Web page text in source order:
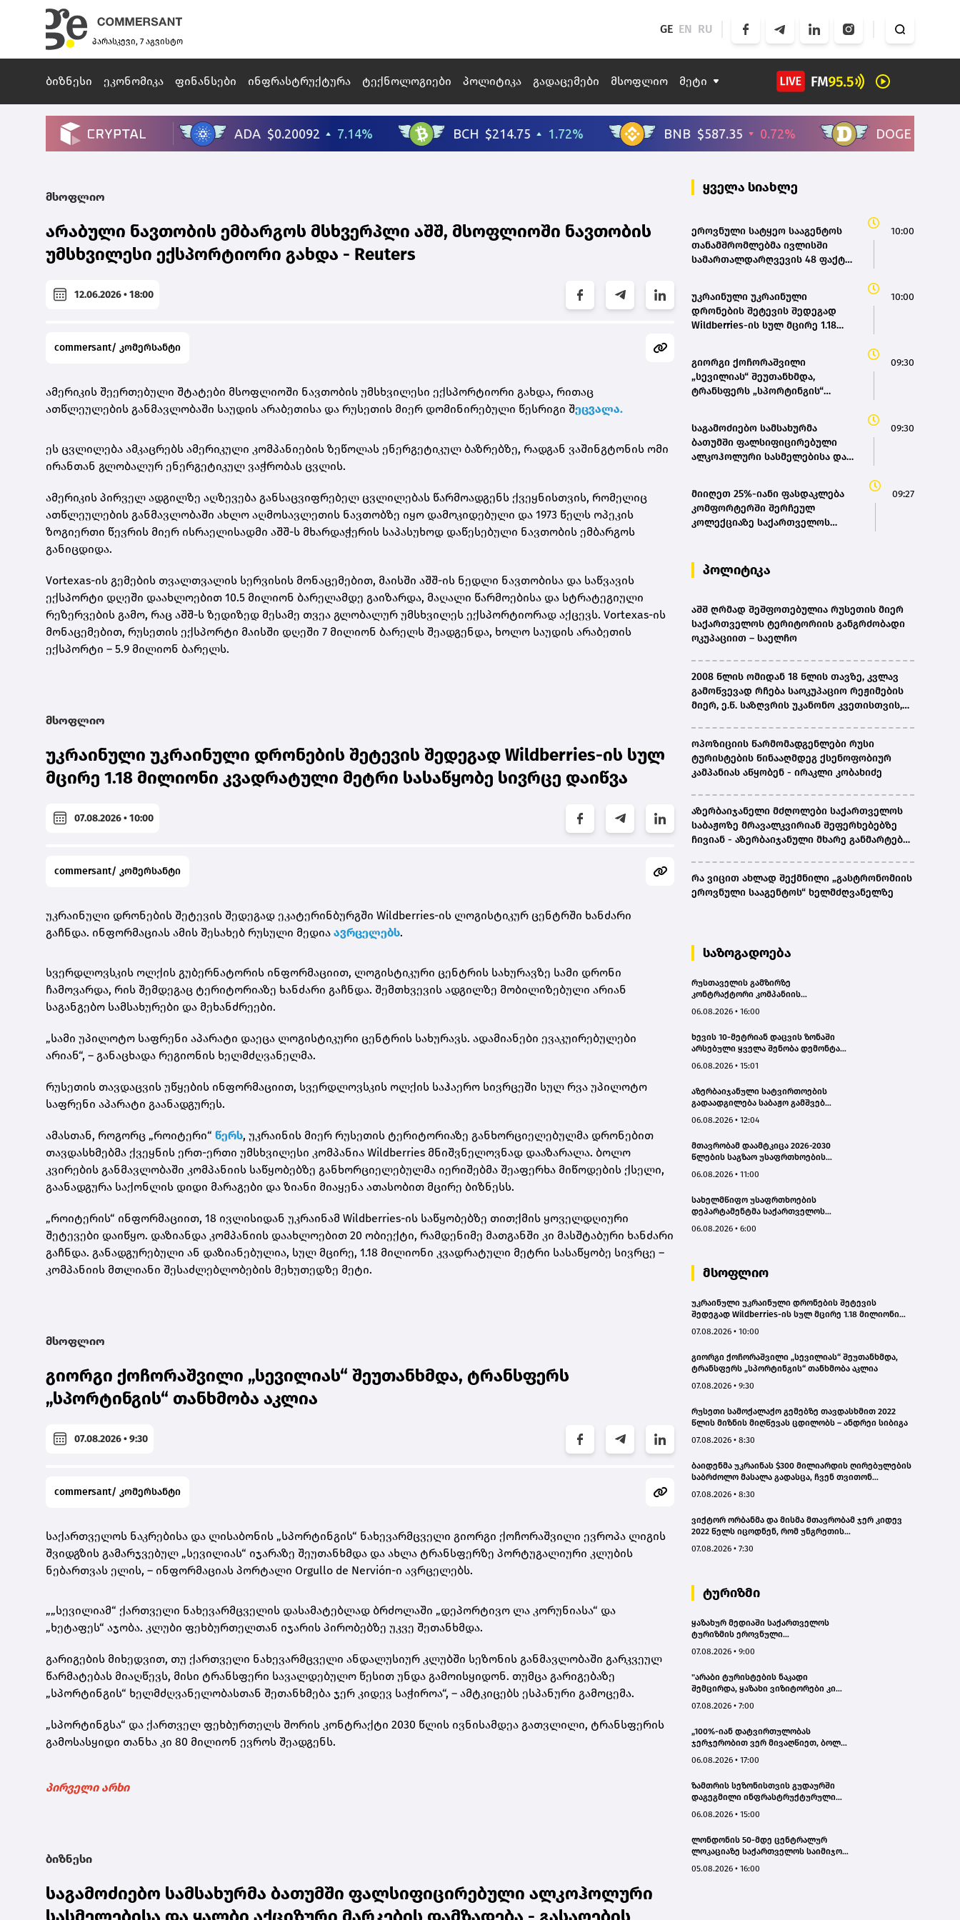
პარასკევი, 7 აგვისტო
GE EN RU
ბიზნესი ეკონომიკა ფინანსები ინფრასტრუქტურა ტექნოლოგიები პოლიტიკა გადაცემები მსოფლიო მეტი
მსოფლიო
არაბული ნავთობის ემბარგოს მსხვერპლი აშშ, მსოფლიოში ნავთობის
უმსხვილესი ექსპორტიორი გახდა - Reuters
12.06.2026 • 18:00
commersant/ კომერსანტი
ამერიკის შეერთებული შტატები მსოფლიოში ნავთობის უმსხვილესი ექსპორტიორი გახდა, რითაც
ათწლეულების განმავლობაში საუდის არაბეთისა და რუსეთის მიერ დომინირებული წესრიგი შეცვალა.
ეს ცვლილება ამკაცრებს ამერიკული კომპანიების ზეწოლას ენერგეტიკულ ბაზრებზე, რადგან ვაშინგტონის ომი
ირანთან გლობალურ ენერგეტიკულ ვაჭრობას ცვლის.
ამერიკის პირველ ადგილზე აღზევება განსაცვიფრებელ ცვლილებას წარმოადგენს ქვეყნისთვის, რომელიც
ათწლეულების განმავლობაში ახლო აღმოსავლეთის ნავთობზე იყო დამოკიდებული და 1973 წელს ოპეკის
ზოგიერთი წევრის მიერ ისრაელისადმი აშშ-ს მხარდაჭერის საპასუხოდ დაწესებული ნავთობის ემბარგოს
განიცდიდა.
Vortexas-ის გემების თვალთვალის სერვისის მონაცემებით, მაისში აშშ-ის ნედლი ნავთობისა და საწვავის
ექსპორტი დღეში დაახლოებით 10.5 მილიონ ბარელამდე გაიზარდა, მაღალი წარმოებისა და სტრატეგიული
რეზერვების გამო, რაც აშშ-ს ზედიზედ მესამე თვეა გლობალურ უმსხვილეს ექსპორტიორად აქცევს. Vortexas-ის
მონაცემებით, რუსეთის ექსპორტი მაისში დღეში 7 მილიონ ბარელს შეადგენდა, ხოლო საუდის არაბეთის
ექსპორტი – 5.9 მილიონ ბარელს.
მსოფლიო
უკრაინული უკრაინული დრონების შეტევის შედეგად Wildberries-ის სულ
მცირე 1.18 მილიონი კვადრატული მეტრი სასაწყობე სივრცე დაიწვა
07.08.2026 • 10:00
commersant/ კომერსანტი
უკრაინული დრონების შეტევის შედეგად ეკატერინბურგში Wildberries-ის ლოგისტიკურ ცენტრში ხანძარი
გაჩნდა. ინფორმაციას ამის შესახებ რუსული მედია ავრცელებს.
სვერდლოვსკის ოლქის გუბერნატორის ინფორმაციით, ლოგისტიკური ცენტრის სახურავზე სამი დრონი
ჩამოვარდა, რის შემდეგაც ტერიტორიაზე ხანძარი გაჩნდა. შემთხვევის ადგილზე მობილიზებული არიან
საგანგებო სამსახურები და მეხანძრეები.
„სამი უპილოტო საფრენი აპარატი დაეცა ლოგისტიკური ცენტრის სახურავს. ადამიანები ევაკუირებულები
არიან“, – განაცხადა რეგიონის ხელმძღვანელმა.
რუსეთის თავდაცვის უწყების ინფორმაციით, სვერდლოვსკის ოლქის საჰაერო სივრცეში სულ რვა უპილოტო
საფრენი აპარატი გაანადგურეს.
ამასთან, როგორც „როიტერი“ წერს, უკრაინის მიერ რუსეთის ტერიტორიაზე განხორციელებულმა დრონებით
თავდასხმებმა ქვეყნის ერთ-ერთი უმსხვილესი კომპანია Wildberries მნიშვნელოვნად დააზარალა. ბოლო
კვირების განმავლობაში კომპანიის საწყობებზე განხორციელებულმა იერიშებმა შეაფერხა მიწოდების ქსელი,
გაანადგურა საქონლის დიდი მარაგები და ზიანი მიაყენა ათასობით მცირე ბიზნესს.
„როიტერის“ ინფორმაციით, 18 ივლისიდან უკრაინამ Wildberries-ის საწყობებზე თითქმის ყოველდღიური
შეტევები დაიწყო. დაზიანდა კომპანიის დაახლოებით 20 ობიექტი, რამდენიმე მათგანში კი მასშტაბური ხანძარი
გაჩნდა. განადგურებული ან დაზიანებულია, სულ მცირე, 1.18 მილიონი კვადრატული მეტრი სასაწყობე სივრცე –
კომპანიის მთლიანი შესაძლებლობების მეხუთედზე მეტი.
მსოფლიო
გიორგი ქოჩორაშვილი „სევილიას“ შეუთანხმდა, ტრანსფერს
„სპორტინგის“ თანხმობა აკლია
07.08.2026 • 9:30
commersant/ კომერსანტი
საქართველოს ნაკრებისა და ლისაბონის „სპორტინგის“ ნახევარმცველი გიორგი ქოჩორაშვილი ევროპა ლიგის
შვიდგზის გამარჯვებულ „სევილიას“ იჯარაზე შეუთანხმდა და ახლა ტრანსფერზე პორტუგალიური კლუბის
ნებართვას ელის, – ინფორმაციას პორტალი Orgullo de Nervión-ი ავრცელებს.
„„სევილიამ“ ქართველი ნახევარმცველის დასამატებლად ბრძოლაში „დეპორტივო ლა კორუნიასა“ და
„ხეტაფეს“ აჯობა. კლუბი ფეხბურთელთან იჯარის პირობებზე უკვე შეთანხმდა.
გარიგების მიხედვით, თუ ქართველი ნახევარმცველი ანდალუსიურ კლუბში სეზონის განმავლობაში გარკვეულ
წარმატებას მიაღწევს, მისი ტრანსფერი სავალდებულო წესით უნდა გამოისყიდონ. თუმცა გარიგებაზე
„სპორტინგის“ ხელმძღვანელობასთან შეთანხმება ჯერ კიდევ საჭიროა“, – ამტკიცებს ესპანური გამოცემა.
„სპორტინგსა“ და ქართველ ფეხბურთელს შორის კონტრაქტი 2030 წლის ივნისამდეა გათვლილი, ტრანსფერის
გამოსასყიდი თანხა კი 80 მილიონ ევროს შეადგენს.
პირველი არხი
ბიზნესი
საგამოძიებო სამსახურმა ბათუმში ფალსიფიცირებული ალკოჰოლური
ყველა სიახლე
ეროვნული სატყეო სააგენტოს
თანამშრომლებმა ივლისში
სამართალდარღვევის 48 ფაქტი
10:00
უკრაინული უკრაინული
დრონების შეტევის შედეგად
Wildberries-ის სულ მცირე 1.18
10:00
გიორგი ქოჩორაშვილი
„სევილიას“ შეუთანხმდა,
ტრანსფერს „სპორტინგის“
09:30
საგამოძიებო სამსახურმა
ბათუმში ფალსიფიცირებული
ალკოჰოლური სასმელებისა და
სამი პირი დააკავა
09:30
მიიღეთ 25%-იანი ფასდაკლება
კომფორტერში შერჩეულ
კოლექციაზე საქართველოს
09:27
პოლიტიკა
აშშ ღრმად შეშფოთებულია რუსეთის მიერ
საქართველოს ტერიტორიის განგრძობადი
ოკუპაციით – საელჩო
2008 წლის ომიდან 18 წლის თავზე, კვლავ
გამოწვევად რჩება საოკუპაციო რეჟიმების
მიერ, ე.წ. საზღვრის უკანონო კვეთისთვის,
ენაზე განათლების ხელმისაწვდომობა-
სახალხო დამცველი
ოპოზიციის წარმომადგენლები რუსი
ტურისტების წინააღმდეგ ქსენოფობიურ
კამპანიას აწყობენ - ირაკლი კობახიძე
აზერბაიჯანელი მძღოლები საქართველოს
საბაჟოზე მრავალკვირიან შეფერხებებზე
ჩივიან - აზერბაიჯანული მხარე განმარტებას
რა ვიცით ახლად შექმნილი „გასტრონომიის
ეროვნული სააგენტოს“ ხელმძღვანელზე
საზოგადოება
რუსთაველის გამზირზე
კონტრაქტორი კომპანიის
ახლოს იმოძრავა, რამაც ნიადაგის
გამოიწვია, გადაბრუნდა
ავტომანქანა - თვითმცლელში
იმყოფებოდა მცირეწლოვანი ბავშვი
06.08.2026 • 16:00
ხევის 10-მეტრიან დაცვის ზონაში
არსებული ყველა შენობა დემონტაჟს
06.08.2026 • 15:01
აზერბაიჯანული სატვირთოების
გადაადგილება საბაჟო გამშვებ
მიმდინარეობს- შემოსავლების
06.08.2026 • 12:04
მთავრობამ დაამტკიცა 2026-2030
წლების საგზაო უსაფრთხოების
სამოქმედო გეგმა – თამარ
06.08.2026 • 11:00
სახელმწიფო უსაფრთხოების
დეპარტამენტმა საქართველოს
საზიანოდ საბოტაჟის მუხლით
06.08.2026 • 6:00
მსოფლიო
უკრაინული უკრაინული დრონების შეტევის
შედეგად Wildberries-ის სულ მცირე 1.18 მილიონი
07.08.2026 • 10:00
გიორგი ქოჩორაშვილი „სევილიას“ შეუთანხმდა,
ტრანსფერს „სპორტინგის“ თანხმობა აკლია
07.08.2026 • 9:30
რუსეთი სამოქალაქო გემებზე თავდასხმით 2022
წლის მიზნის მიღწევას ცდილობს – ანდრეი სიბიგა
07.08.2026 • 8:30
ბაიდენმა უკრაინას $300 მილიარდის ღირებულების
საბრძოლო მასალა გადასცა, ჩვენ თვითონ
07.08.2026 • 8:30
ვიქტორ ორბანმა და მისმა მთავრობამ ჯერ კიდევ
2022 წელს იცოდნენ, რომ უნგრეთის
გააკეთეს - პეტერ მადიარი
07.08.2026 • 7:30
ტურიზმი
ყაზახურ მედიაში საქართველოს
ტურიზმის ეროვნული
კამპანიის ფარგლებში სტატიები
07.08.2026 • 9:00
"არაბი ტურისტების ნაკადი
შემცირდა, ყაზახი ვიზიტორები კი
Hotel
07.08.2026 • 7:00
„100%-იან დატვირთულობას
ჯერჯერობით ვერ მივაღწიეთ, ბოლო
გაუქმდა“ - Kobuleti Beach Club
06.08.2026 • 17:00
ზამთრის სეზონისთვის გუდაურში
დაგეგმილი ინფრასტრუქტურული
გუდაურის ტურისტული
დარსალია
06.08.2026 • 15:00
ლონდონის 50-მდე ცენტრალურ
ლოკაციაზე საქართველოს საიმიჯო
05.08.2026 • 16:00